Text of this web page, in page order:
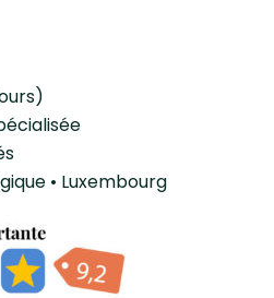
• Luxembourg